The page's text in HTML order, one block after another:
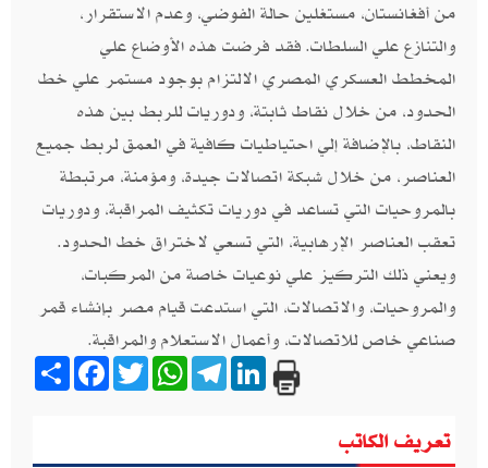
من أفغانستان، مستغلين حالة الفوضي، وعدم الاستقرار،
والتنازع علي السلطات. فقد فرضت هذه الأوضاع علي
المخطط العسكري المصري الالتزام بوجود مستمر علي خط
الحدود، من خلال نقاط ثابتة، ودوريات للربط بين هذه
النقاط، بالإضافة إلي احتياطيات كافية في العمق لربط جميع
العناصر، من خلال شبكة اتصالات جيدة، ومؤمنة، مرتبطة
بالمروحيات التي تساعد في دوريات تكثيف المراقبة، ودوريات
تعقب العناصر الإرهابية، التي تسعي لاختراق خط الحدود.
ويعني ذلك التركيز علي نوعيات خاصة من المركبات،
والمروحيات، والاتصالات، التي استدعت قيام مصر بإنشاء قمر
صناعي خاص للاتصالات، وأعمال الاستعلام والمراقبة.
Share
FacebookTwitter
WhatsApp
Telegram
LinkedIn
تعريف الكاتب